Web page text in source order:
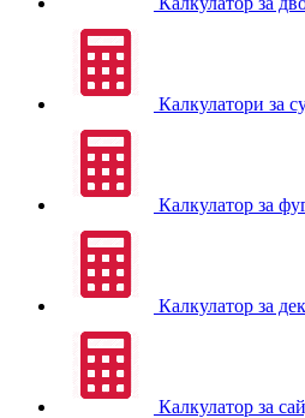
Калкулатори за
Калкулатор за
Калкулатор за
Калкулатор за